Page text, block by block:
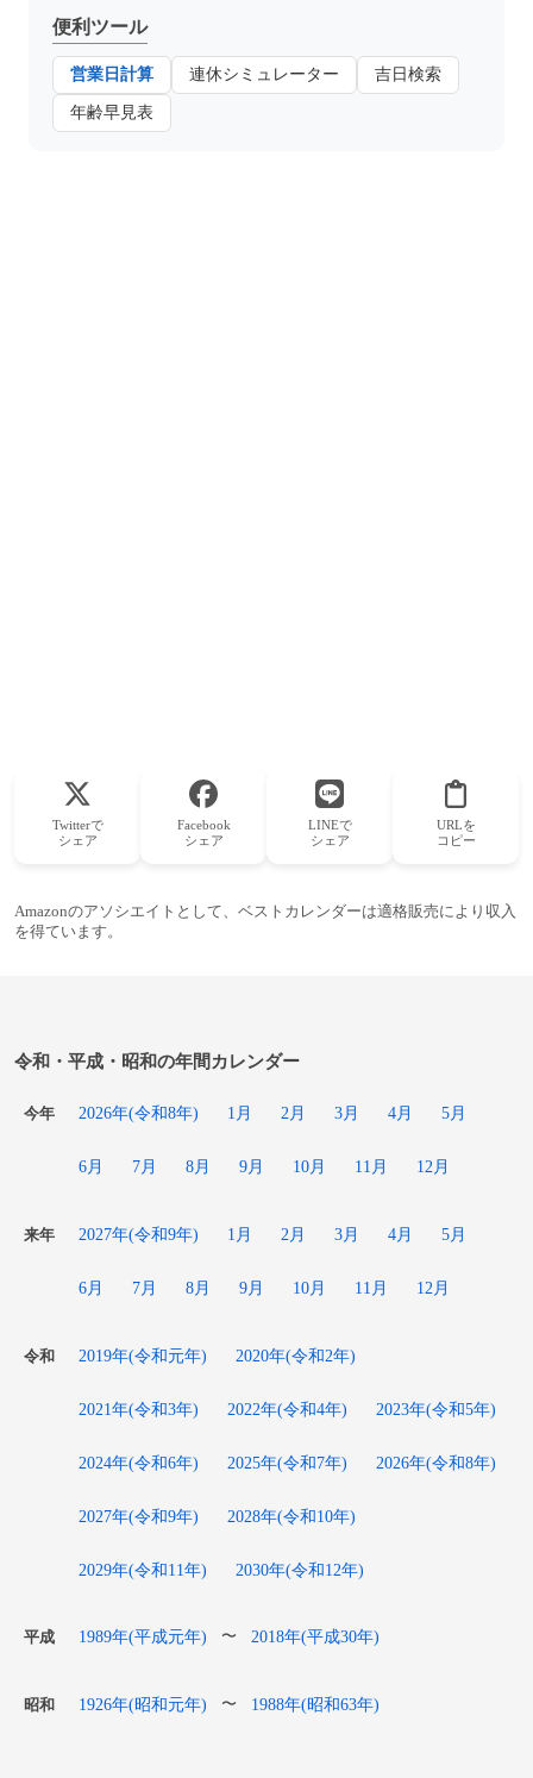
便利ツール
営業日計算 連休シミュレーター 吉日検索
年齢早見表
Twitterで
シェア
Facebook
シェア
LINEで
シェア
URLを
コピー
Amazonのアソシエイトとして、ベストカレンダーは適格販売により収入
を得ています。
令和・平成・昭和の年間カレンダー
今年 2026年(令和8年) 1月 2月 3月 4月 5月
6月 7月 8月 9月 10月 11月 12月
来年 2027年(令和9年) 1月 2月 3月 4月 5月
6月 7月 8月 9月 10月 11月 12月
令和 2019年(令和元年) 2020年(令和2年)
2021年(令和3年) 2022年(令和4年) 2023年(令和5年)
2024年(令和6年) 2025年(令和7年) 2026年(令和8年)
2027年(令和9年) 2028年(令和10年)
2029年(令和11年) 2030年(令和12年)
平成 1989年(平成元年) 〜 2018年(平成30年)
昭和 1926年(昭和元年) 〜 1988年(昭和63年)